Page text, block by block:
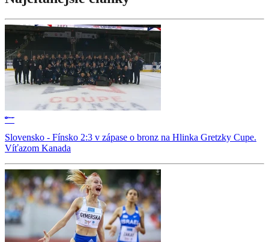
Slovensko - Fínsko 2:3 v zápase o bronz na Hlinka Gretzky Cupe.
Víťazom Kanada